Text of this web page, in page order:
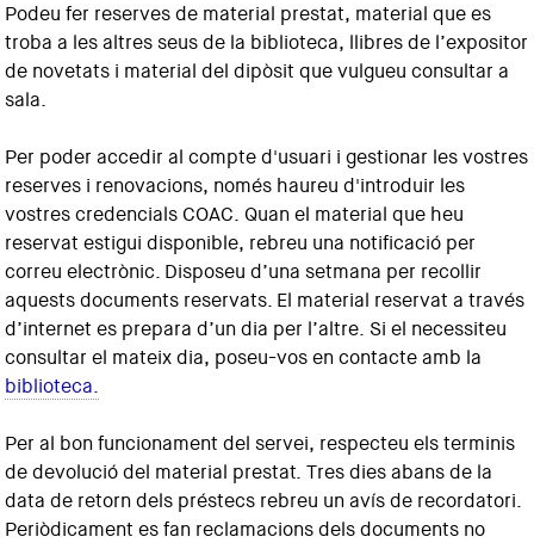
Podeu fer reserves de material prestat, material que es
troba a les altres seus de la biblioteca, llibres de l’expositor
de novetats i material del dipòsit que vulgueu consultar a
sala.
Per poder accedir al compte d'usuari i gestionar les vostres
reserves i renovacions, només haureu d'introduir les
vostres credencials COAC. Quan el material que heu
reservat estigui disponible, rebreu una notificació per
correu electrònic. Disposeu d’una setmana per recollir
aquests documents reservats. El material reservat a través
d’internet es prepara d’un dia per l’altre. Si el necessiteu
consultar el mateix dia, poseu-vos en contacte amb la
biblioteca.
Per al bon funcionament del servei, respecteu els terminis
de devolució del material prestat. Tres dies abans de la
data de retorn dels préstecs rebreu un avís de recordatori.
Periòdicament es fan reclamacions dels documents no